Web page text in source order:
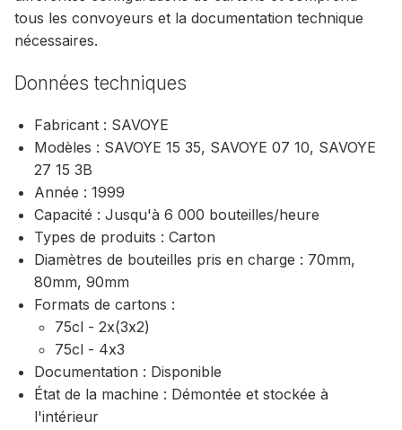
tous les convoyeurs et la documentation technique
nécessaires.
Données techniques
Fabricant : SAVOYE
Modèles : SAVOYE 15 35, SAVOYE 07 10, SAVOYE
27 15 3B
Année : 1999
Capacité : Jusqu'à 6 000 bouteilles/heure
Types de produits : Carton
Diamètres de bouteilles pris en charge : 70mm,
80mm, 90mm
Formats de cartons :
75cl - 2x(3x2)
75cl - 4x3
Documentation : Disponible
État de la machine : Démontée et stockée à
l'intérieur